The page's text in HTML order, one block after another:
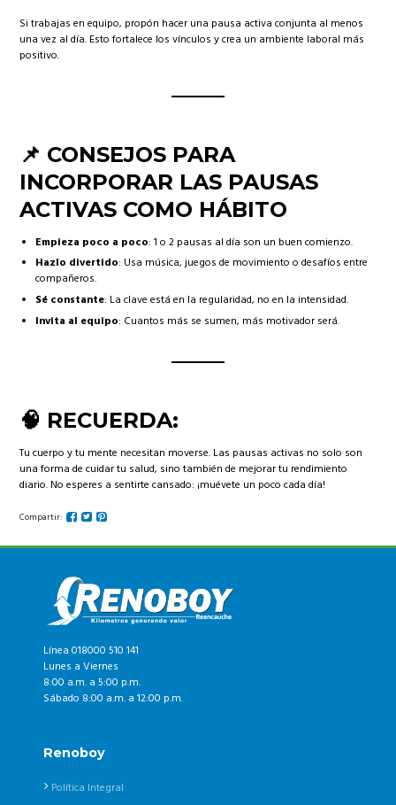
Si trabajas en equipo, propón hacer una pausa activa conjunta al menos
una vez al día. Esto fortalece los vínculos y crea un ambiente laboral más
positivo.
📌 CONSEJOS PARA
INCORPORAR LAS PAUSAS
ACTIVAS COMO HÁBITO
Empieza poco a poco: 1 o 2 pausas al día son un buen comienzo.
Hazlo divertido: Usa música, juegos de movimiento o desafíos entre
compañeros.
Sé constante: La clave está en la regularidad, no en la intensidad.
Invita al equipo: Cuantos más se sumen, más motivador será.
🧠 RECUERDA:
Tu cuerpo y tu mente necesitan moverse. Las pausas activas no solo son
una forma de cuidar tu salud, sino también de mejorar tu rendimiento
diario. No esperes a sentirte cansado: ¡muévete un poco cada día!
Compartir:
Línea 018000 510 141
Lunes a Viernes
8:00 a.m. a 5:00 p.m.
Sábado 8:00 a.m. a 12:00 p.m.
Renoboy
Política Integral